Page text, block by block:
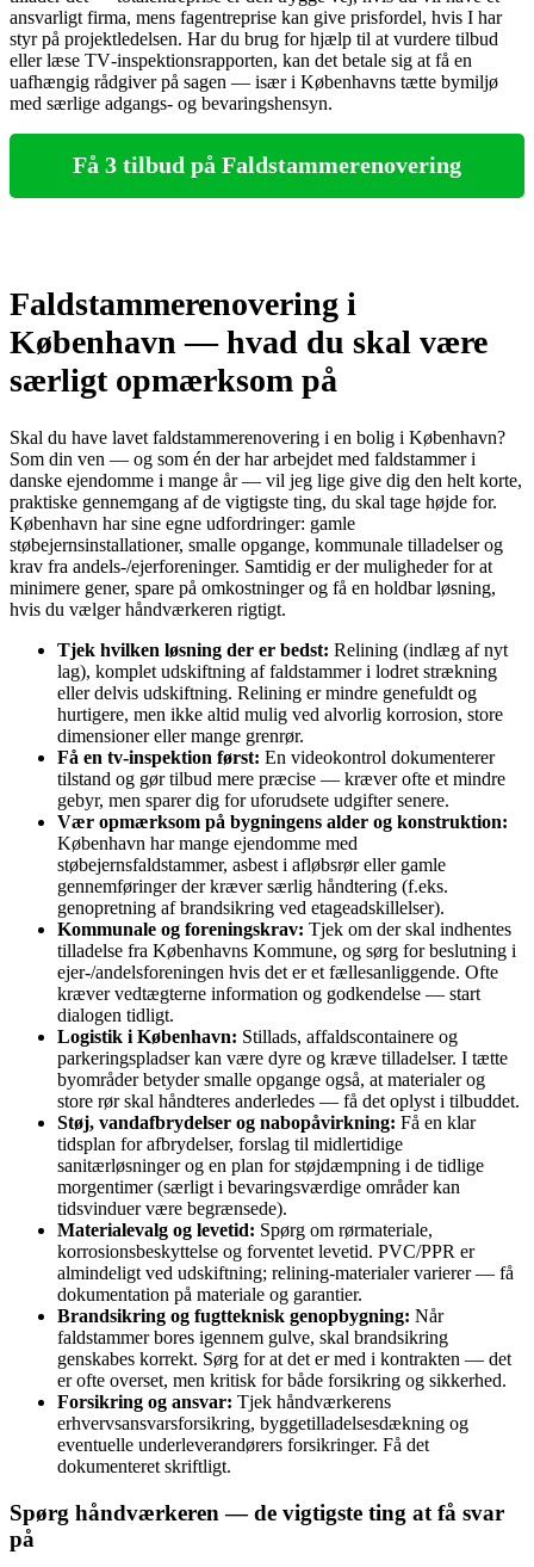
ansvarligt firma, mens fagentreprise kan give prisfordel, hvis I har
styr på projektledelsen. Har du brug for hjælp til at vurdere tilbud
eller læse TV‑inspektionsrapporten, kan det betale sig at få en
uafhængig rådgiver på sagen — især i Københavns tætte bymiljø
med særlige adgangs- og bevaringshensyn.
Få 3 tilbud på Faldstammerenovering
Faldstammerenovering i
København — hvad du skal være
særligt opmærksom på
Skal du have lavet faldstammerenovering i en bolig i København?
Som din ven — og som én der har arbejdet med faldstammer i
danske ejendomme i mange år — vil jeg lige give dig den helt korte,
praktiske gennemgang af de vigtigste ting, du skal tage højde for.
København har sine egne udfordringer: gamle
støbejernsinstallationer, smalle opgange, kommunale tilladelser og
krav fra andels-/ejerforeninger. Samtidig er der muligheder for at
minimere gener, spare på omkostninger og få en holdbar løsning,
hvis du vælger håndværkeren rigtigt.
Tjek hvilken løsning der er bedst: Relining (indlæg af nyt
lag), komplet udskiftning af faldstammer i lodret strækning
eller delvis udskiftning. Relining er mindre genefuldt og
hurtigere, men ikke altid mulig ved alvorlig korrosion, store
dimensioner eller mange grenrør.
Få en tv‑inspektion først: En videokontrol dokumenterer
tilstand og gør tilbud mere præcise — kræver ofte et mindre
gebyr, men sparer dig for uforudsete udgifter senere.
Vær opmærksom på bygningens alder og konstruktion:
København har mange ejendomme med
støbejernsfaldstammer, asbest i afløbsrør eller gamle
gennemføringer der kræver særlig håndtering (f.eks.
genopretning af brandsikring ved etageadskillelser).
Kommunale og foreningskrav: Tjek om der skal indhentes
tilladelse fra Københavns Kommune, og sørg for beslutning i
ejer-/andelsforeningen hvis det er et fællesanliggende. Ofte
kræver vedtægterne information og godkendelse — start
dialogen tidligt.
Logistik i København: Stillads, affaldscontainere og
parkeringspladser kan være dyre og kræve tilladelser. I tætte
byområder betyder smalle opgange også, at materialer og
store rør skal håndteres anderledes — få det oplyst i tilbuddet.
Støj, vandafbrydelser og nabopåvirkning: Få en klar
tidsplan for afbrydelser, forslag til midlertidige
sanitærløsninger og en plan for støjdæmpning i de tidlige
morgentimer (særligt i bevaringsværdige områder kan
tidsvinduer være begrænsede).
Materialevalg og levetid: Spørg om rørmateriale,
korrosionsbeskyttelse og forventet levetid. PVC/PPR er
almindeligt ved udskiftning; relining-materialer varierer — få
dokumentation på materiale og garantier.
Brandsikring og fugtteknisk genopbygning: Når
faldstammer bores igennem gulve, skal brandsikring
genskabes korrekt. Sørg for at det er med i kontrakten — det
er ofte overset, men kritisk for både forsikring og sikkerhed.
Forsikring og ansvar: Tjek håndværkerens
erhvervsansvarsforsikring, byggetilladelsesdækning og
eventuelle underleverandørers forsikringer. Få det
dokumenteret skriftligt.
Spørg håndværkeren — de vigtigste ting at få svar
på